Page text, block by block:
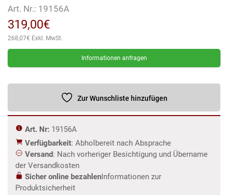
Art. Nr.: 19156A
319,00€
268,07€ Exkl. MwSt.
Informationen anfragen
Zur Wunschliste hinzufügen
Art. Nr: 19156A
Verfügbarkeit: Abholbereit nach Absprache
Versand: Nach vorheriger Besichtigung und Übername
der Versandkosten
Sicher online bezahlenInformationen zur
Produktsicherheit